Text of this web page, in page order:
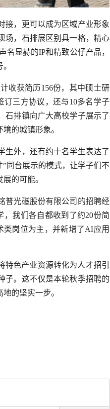
接，更可以成为区域产业形象
场，石排展区别具一格，精心
名显赫的IP和精致公仔产品，
收获简历156份，其中硕士研
订三方协议，还与10多名学子
石排镇向广大高校学子展示了
的城镇形象。
生外，还有约十名学生表达了
同台展示的模式，让学子们不
的可能。
普光磁股份有限公司的招聘经
我们各自都收到了约20份简
类岗位为主，并新增了AI应用
色产业资源转化为人才招引
子。这不仅是本轮秋季招聘的
的坚实一步。